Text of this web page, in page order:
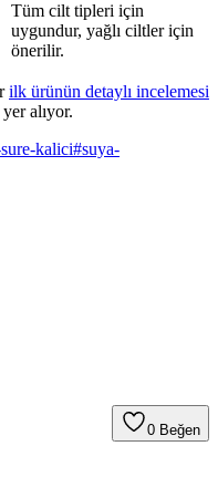
Tüm cilt tipleri için
uygundur, yağlı ciltler için
önerilir.
ilk ürünün detaylı incelemesi
yer alıyor.
kalici#suya-
0 Beğen